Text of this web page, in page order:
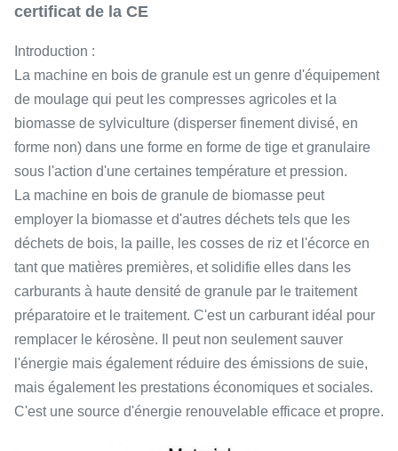
certificat de la CE
Introduction :
La machine en bois de granule est un genre d'équipement
de moulage qui peut les compresses agricoles et la
biomasse de sylviculture (disperser finement divisé, en
forme non) dans une forme en forme de tige et granulaire
sous l'action d'une certaines température et pression.
La machine en bois de granule de biomasse peut
employer la biomasse et d'autres déchets tels que les
déchets de bois, la paille, les cosses de riz et l'écorce en
tant que matières premières, et solidifie elles dans les
carburants à haute densité de granule par le traitement
préparatoire et le traitement. C'est un carburant idéal pour
remplacer le kérosène. Il peut non seulement sauver
l'énergie mais également réduire des émissions de suie,
mais également les prestations économiques et sociales.
C'est une source d'énergie renouvelable efficace et propre.